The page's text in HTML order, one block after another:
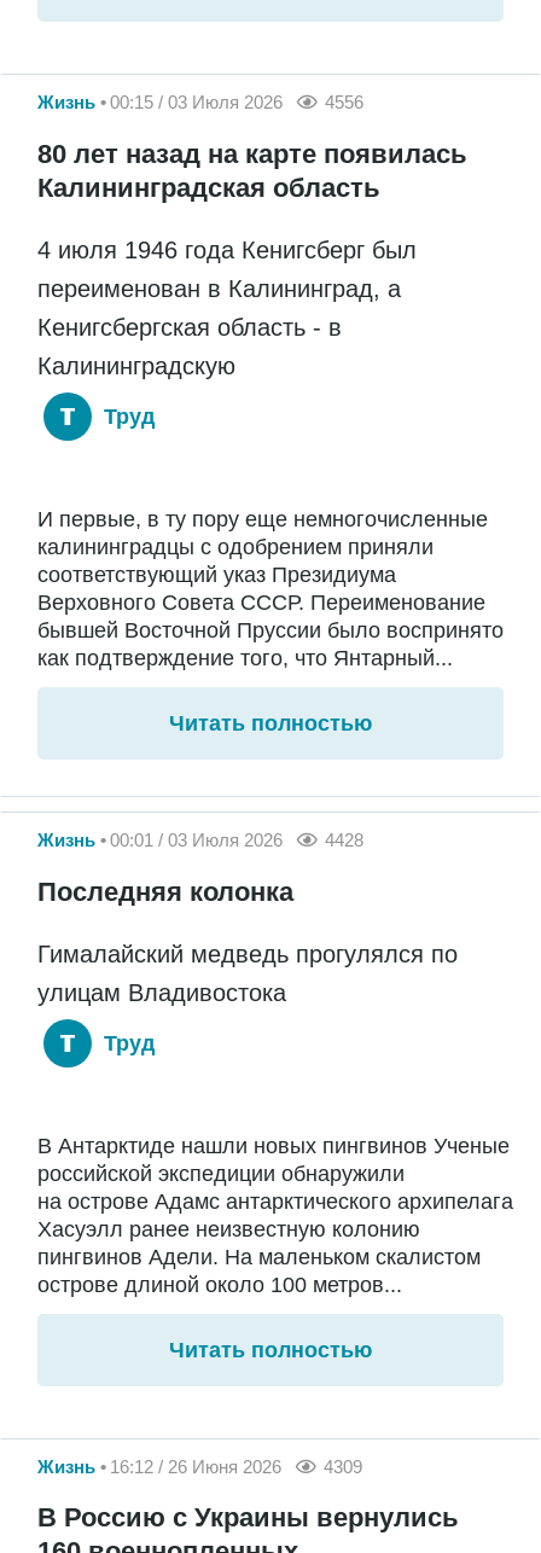
Жизнь 00:15 / 03 Июля 2026 4556
80 лет назад на карте появилась
Калининградская область
4 июля 1946 года Кенигсберг был
переименован в Калининград, а
Кенигсбергская область - в
Калининградскую
Труд
И первые, в ту пору еще немногочисленные
калининградцы с одобрением приняли
соответствующий указ Президиума
Верховного Совета СССР. Переименование
бывшей Восточной Пруссии было воспринято
как подтверждение того, что Янтарный...
Читать полностью
Жизнь 00:01 / 03 Июля 2026 4428
Последняя колонка
Гималайский медведь прогулялся по
улицам Владивостока
Труд
В Антарктиде нашли новых пингвинов Ученые
российской экспедиции обнаружили
на острове Адамс антарктического архипелага
Хасуэлл ранее неизвестную колонию
пингвинов Адели. На маленьком скалистом
острове длиной около 100 метров...
Читать полностью
Жизнь 16:12 / 26 Июня 2026 4309
В Россию с Украины вернулись